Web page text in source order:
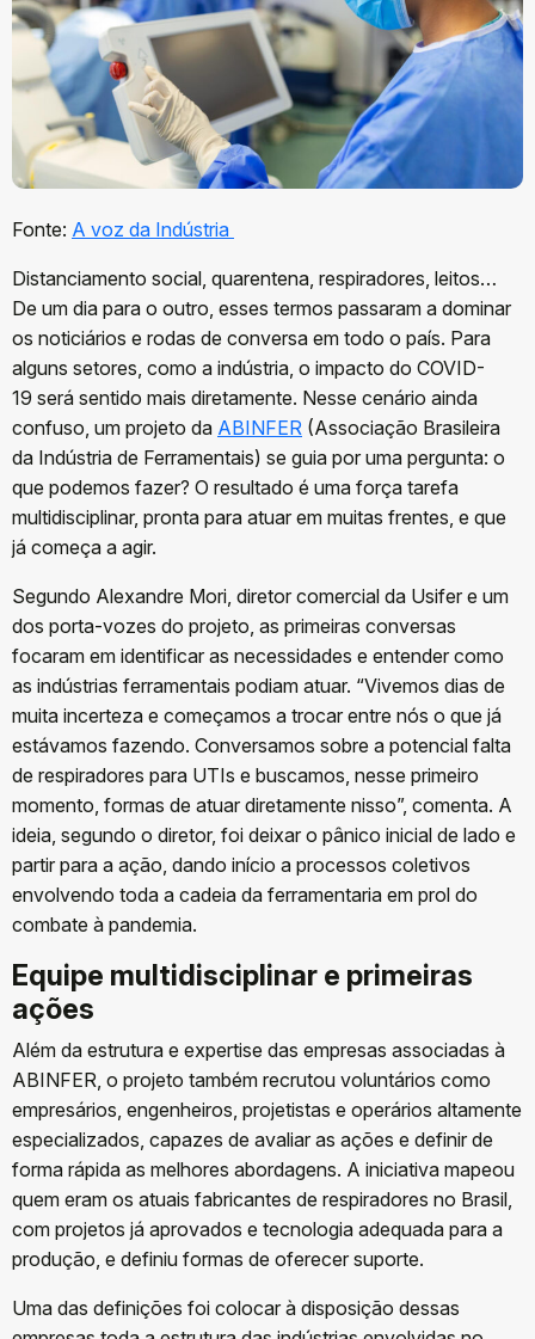
Fonte: A voz da Indústria
Distanciamento social, quarentena, respiradores, leitos…
De um dia para o outro, esses termos passaram a dominar
os noticiários e rodas de conversa em todo o país. Para
alguns setores, como a indústria, o impacto do COVID-
19 será sentido mais diretamente. Nesse cenário ainda
confuso, um projeto da ABINFER (Associação Brasileira
da Indústria de Ferramentais) se guia por uma pergunta: o
que podemos fazer? O resultado é uma força tarefa
multidisciplinar, pronta para atuar em muitas frentes, e que
já começa a agir.
Segundo Alexandre Mori, diretor comercial da Usifer e um
dos porta-vozes do projeto, as primeiras conversas
focaram em identificar as necessidades e entender como
as indústrias ferramentais podiam atuar. “Vivemos dias de
muita incerteza e começamos a trocar entre nós o que já
estávamos fazendo. Conversamos sobre a potencial falta
de respiradores para UTIs e buscamos, nesse primeiro
momento, formas de atuar diretamente nisso”, comenta. A
ideia, segundo o diretor, foi deixar o pânico inicial de lado e
partir para a ação, dando início a processos coletivos
envolvendo toda a cadeia da ferramentaria em prol do
combate à pandemia.
Equipe multidisciplinar e primeiras
ações
Além da estrutura e expertise das empresas associadas à
ABINFER, o projeto também recrutou voluntários como
empresários, engenheiros, projetistas e operários altamente
especializados, capazes de avaliar as ações e definir de
forma rápida as melhores abordagens. A iniciativa mapeou
quem eram os atuais fabricantes de respiradores no Brasil,
com projetos já aprovados e tecnologia adequada para a
produção, e definiu formas de oferecer suporte.
Uma das definições foi colocar à disposição dessas